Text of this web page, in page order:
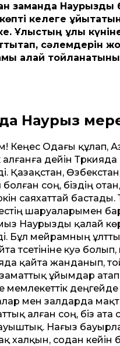
заманда
келеге
Ұлыстың ұлы
қалай
Наурыз
Одағы құлап,
дейін
Қазақстан,
болған соң, біздің
саяхаттай
шаруаларымен бара
Наурызды қалай
Бұл мейрамның
түсетініне куә
қайта жанданып,
ұйымдар
деңгейде
мен залдарда
алған соң, біз
Нағыз
халқын, содан кейін